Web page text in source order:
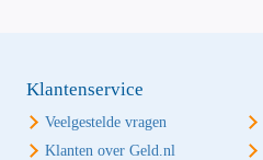
Klantenservice
Veelgestelde vragen
Klanten over Geld.nl